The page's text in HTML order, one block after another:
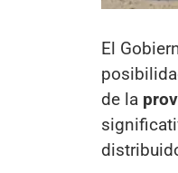
El
de la